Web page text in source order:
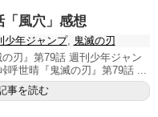
風穴」感想
少年ジャンプ, 鬼滅の刃
刃』第79話 週刊少年ジャン
呼世晴『鬼滅の刃』第79話 ...
事を読む